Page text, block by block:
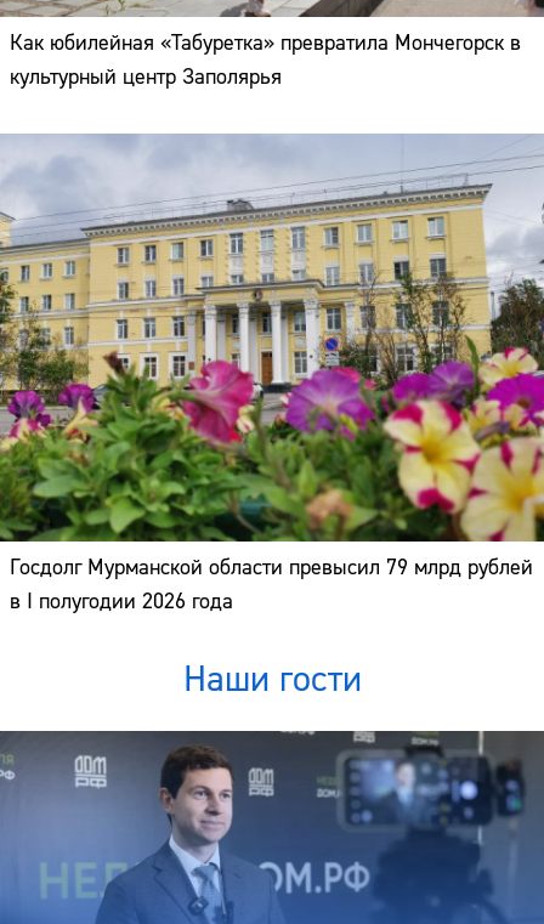
Как юбилейная «Табуретка» превратила Мончегорск в
культурный центр Заполярья
Госдолг Мурманской области превысил 79 млрд рублей
в I полугодии 2026 года
Наши гости